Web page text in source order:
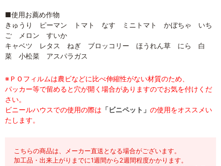
■使用お薦め作物
きゅうり ピーマン トマト なす ミニトマト かぼちゃ いち
ご メロン すいか
キャベツ レタス ねぎ ブロッコリー ほうれん草 にら 白
菜 小松菜 アスパラガス
※ＰＯフィルムは農ビなどに比べ伸縮性がない材質のため、
パッカー等で留めると穴が開く場合がありますのでお気を付けくだ
さい。
ビニールハウスでの使用の際は 「ビニペット」 の使用をオススメい
たします。
こちらの商品は、メーカー直送となる場合がございます。
加工品・出来上がりまでに1週間から2週間程度かかります。